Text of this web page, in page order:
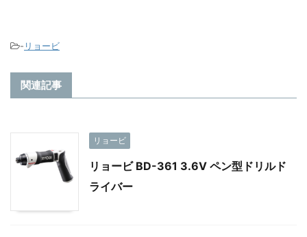
- リョービ
関連記事
リョービ
リョービ BD-361 3.6V ペン型ドリルド
ライバー